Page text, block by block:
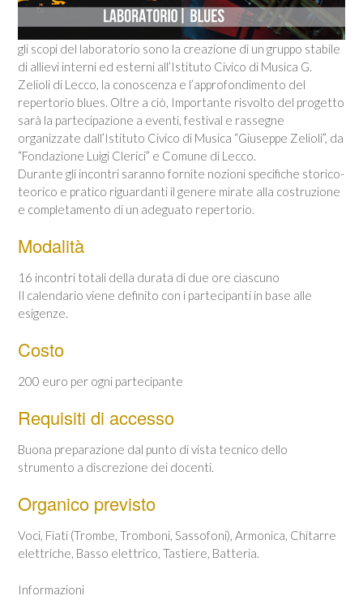
gli scopi del laboratorio sono la creazione di un gruppo stabile
di allievi interni ed esterni all’Istituto Civico di Musica G.
Zelioli di Lecco, la conoscenza e l’approfondimento del
repertorio blues. Oltre a ciò, Importante risvolto del progetto
sarà la partecipazione a eventi, festival e rassegne
organizzate dall’Istituto Civico di Musica “Giuseppe Zelioli”, da
“Fondazione Luigi Clerici” e Comune di Lecco.
Durante gli incontri saranno fornite nozioni specifiche storico-
teorico e pratico riguardanti il genere mirate alla costruzione
e completamento di un adeguato repertorio.
Modalità
16 incontri totali della durata di due ore ciascuno
Il calendario viene definito con i partecipanti in base alle
esigenze.
Costo
200 euro per ogni partecipante
Requisiti di accesso
Buona preparazione dal punto di vista tecnico dello
strumento a discrezione dei docenti.
Organico previsto
Voci, Fiati (Trombe, Tromboni, Sassofoni), Armonica, Chitarre
elettriche, Basso elettrico, Tastiere, Batteria.
Informazioni